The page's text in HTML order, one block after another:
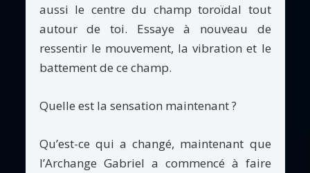
aussi le centre du champ toroïdal tout
autour de toi. Essaye à nouveau de
ressentir le mouvement, la vibration et le
battement de ce champ.
Quelle est la sensation maintenant ?
Qu’est-ce qui a changé, maintenant que
l’Archange Gabriel a commencé à faire